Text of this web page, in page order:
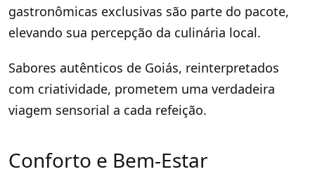
gastronômicas exclusivas são parte do pacote,
elevando sua percepção da culinária local.
Sabores autênticos de Goiás, reinterpretados
com criatividade, prometem uma verdadeira
viagem sensorial a cada refeição.
Conforto e Bem-Estar